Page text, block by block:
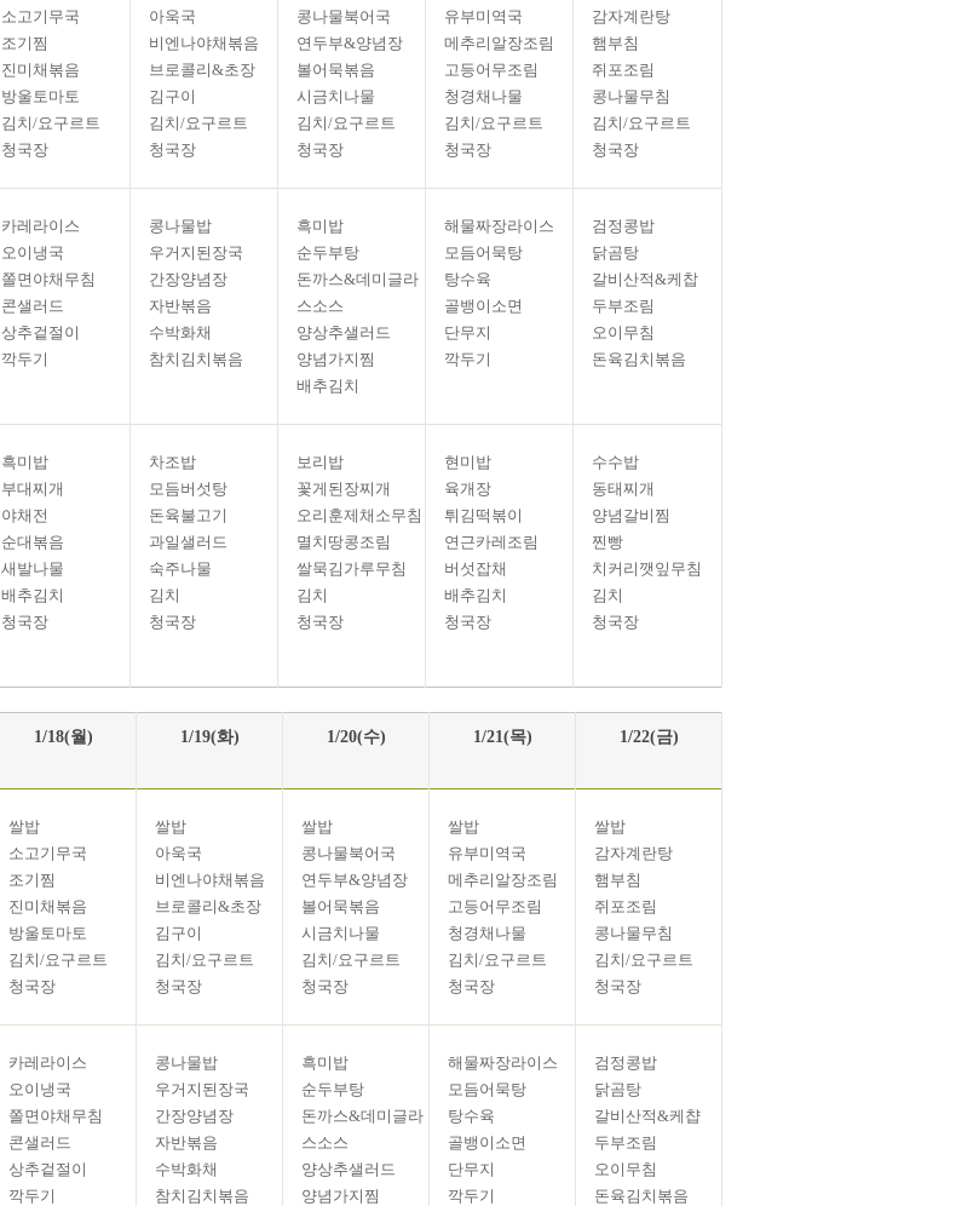
소고기무국
조기찜
진미채볶음
방울토마토
김치/요구르트
청국장
아욱국
비엔나야채볶음
브로콜리&초장
김구이
김치/요구르트
청국장
콩나물북어국
연두부&양념장
볼어묵볶음
시금치나물
김치/요구르트
청국장
유부미역국
메추리알장조림
고등어무조림
청경채나물
김치/요구르트
청국장
감자계란탕
햄부침
쥐포조림
콩나물무침
김치/요구르트
청국장
카레라이스
오이냉국
쫄면야채무침
콘샐러드
상추겉절이
깍두기
콩나물밥
우거지된장국
간장양념장
자반볶음
수박화채
참치김치볶음
흑미밥
순두부탕
돈까스&데미글라
스소스
양상추샐러드
양념가지찜
배추김치
해물짜장라이스
모듬어묵탕
탕수육
골뱅이소면
단무지
깍두기
검정콩밥
닭곰탕
갈비산적&케찹
두부조림
오이무침
돈육김치볶음
흑미밥
부대찌개
야채전
순대볶음
새발나물
배추김치
청국장
차조밥
모듬버섯탕
돈육불고기
과일샐러드
숙주나물
김치
청국장
보리밥
꽃게된장찌개
오리훈제채소무침
멸치땅콩조림
쌀묵김가루무침
김치
청국장
현미밥
육개장
튀김떡볶이
연근카레조림
버섯잡채
배추김치
청국장
수수밥
동태찌개
양념갈비찜
찐빵
치커리깻잎무침
김치
청국장
1/18(월) 1/19(화) 1/20(수) 1/21(목) 1/22(금)
쌀밥
소고기무국
조기찜
진미채볶음
방울토마토
김치/요구르트
청국장
쌀밥
아욱국
비엔나야채볶음
브로콜리&초장
김구이
김치/요구르트
청국장
쌀밥
콩나물북어국
연두부&양념장
볼어묵볶음
시금치나물
김치/요구르트
청국장
쌀밥
유부미역국
메추리알장조림
고등어무조림
청경채나물
김치/요구르트
청국장
쌀밥
감자계란탕
햄부침
쥐포조림
콩나물무침
김치/요구르트
청국장
카레라이스
오이냉국
쫄면야채무침
콘샐러드
상추겉절이
깍두기
콩나물밥
우거지된장국
간장양념장
자반볶음
수박화채
참치김치볶음
흑미밥
순두부탕
돈까스&데미글라
스소스
양상추샐러드
양념가지찜
해물짜장라이스
모듬어묵탕
탕수육
골뱅이소면
단무지
깍두기
검정콩밥
닭곰탕
갈비산적&케챱
두부조림
오이무침
돈육김치볶음